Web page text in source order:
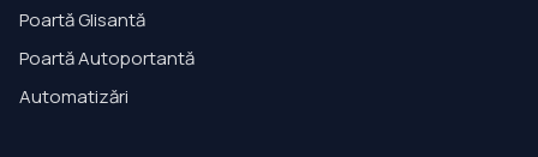
Poartă Glisantă
Poartă Autoportantă
Automatizări